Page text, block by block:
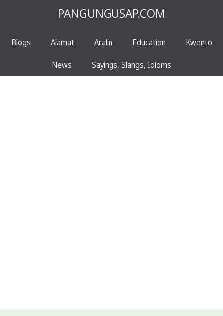
PANGUNGUSAP.COM
Blogs Alamat Aralin Education Kwento
News Sayings, Slangs, Idioms